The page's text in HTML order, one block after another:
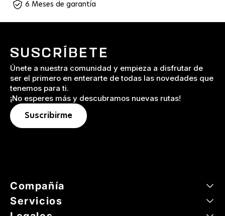
6 Meses de garantía
SUSCRÍBETE
Únete a nuestra comunidad y empieza a disfrutar de
ser el primero en enterarte de todas las novedades que
tenemos para ti.
¡No esperes más y descubramos nuevas rutas!
Suscribirme
Compañía
Servicios